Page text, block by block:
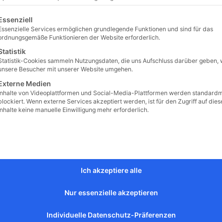
MwSt.)
eine Liste der Service-Gruppen, für die eine
Services ermöglichen grundlegende Funktionen und sind für das
Funktionieren der Website erforderlich.
Cookies sammeln Nutzungsdaten, die uns Aufschluss darüber geben,
Besucher mit unserer Website umgehen.
Medien
von Videoplattformen und Social-Media-Plattformen werden
Wenn externe Services akzeptiert werden, ist für den Zugriff auf
keine manuelle Einwilligung mehr erforderlich.
Ich akzeptiere alle
Nur essenzielle akzeptieren
Individuelle Datenschutz-Präferenzen